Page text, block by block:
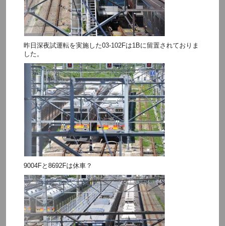
昨日深夜試運転を実施した03-102Fは1Bに留置されておりま
した。
9004Fと8692Fは休車？